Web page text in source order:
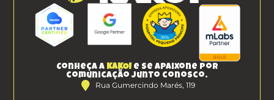
Conheça a KAKOI e se apaixone por
comunicação junto conosco.
Rua Gumercindo Marés, 119